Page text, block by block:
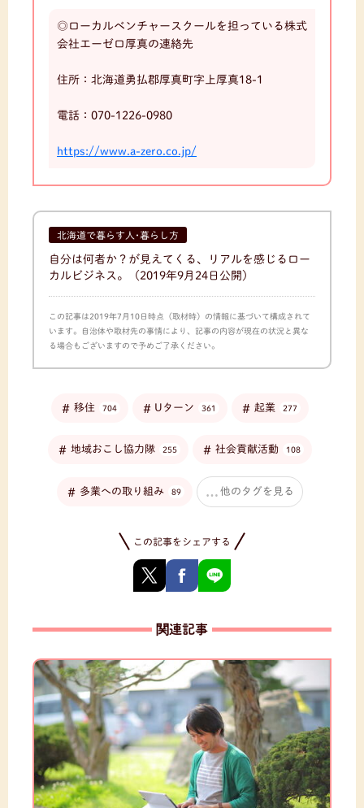
◎ローカルベンチャースクールを担っている株式
会社エーゼロ厚真の連絡先
住所：北海道勇払郡厚真町字上厚真18-1
電話：070-1226-0980
https://www.a-zero.co.jp/
北海道で暮らす人･暮らし方
自分は何者か？が見えてくる、リアルを感じるロー
カルビジネス。
（2019年9月24日公開）
この記事は2019年7月10日時点（取材時）の情報に基づいて構成されて
います。自治体や取材先の事情により、記事の内容が現在の状況と異な
る場合もございますので予めご了承ください。
移住 704 Uターン 361 起業 277
地域おこし協力隊 255 社会貢献活動 108
多業への取り組み 89 他のタグを見る
この記事をシェアする
関連記事